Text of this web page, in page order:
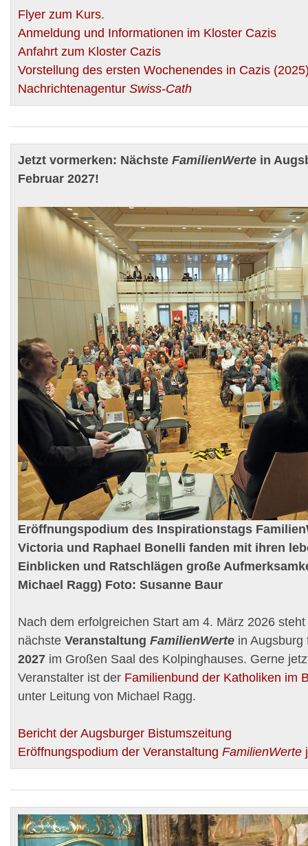
Flyer zum Kurs.
Anmeldung und Informationen im Kloster Cazis
Anfahrt zum Kloster Cazis
Vorstellung des ersten Wochenendes in Cazis
Nachrichtenagentur Swiss-Cath
Jetzt vormerken: Nächste FamilienWerte in
Februar 2027!
Eröffnungspodium des Inspirationstags
Victoria und Raphael Bonelli fanden mit ihren
Einblicken und Ratschlägen große
Michael Ragg) Foto: Susanne Baur
Nach dem erfolgreichen Start am 4. März 2026
nächste Veranstaltung FamilienWerte in
2027 im Großen Saal des Kolpinghauses. Gerne
Veranstalter ist der Familienbund der Katholiken im
unter Leitung von Michael Ragg.
Bericht der Augsburger Bistumszeitung
Eröffnungspodium der Veranstaltung FamilienWerte